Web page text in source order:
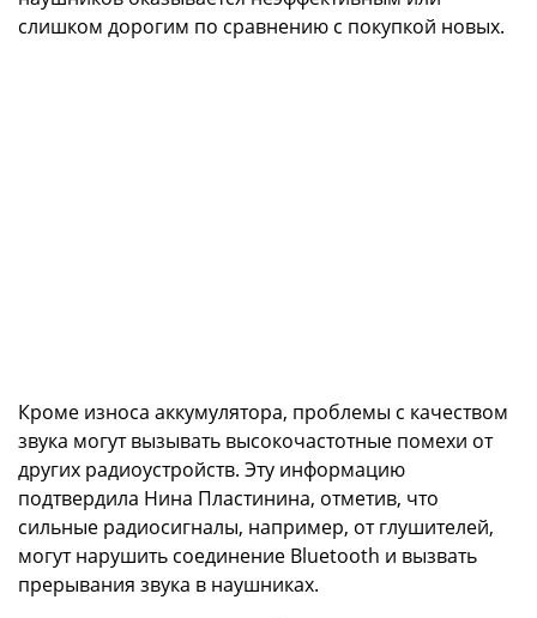
слишком дорогим по сравнению с покупкой новых.
Кроме износа аккумулятора, проблемы с качеством
звука могут вызывать высокочастотные помехи от
других радиоустройств. Эту информацию
подтвердила Нина Пластинина, отметив, что
сильные радиосигналы, например, от глушителей,
могут нарушить соединение Bluetooth и вызвать
прерывания звука в наушниках.